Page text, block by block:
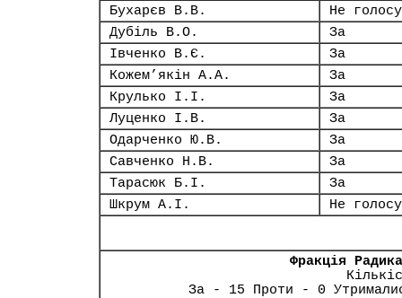
Бухарєв В.В.
Не
Дубіль В.О.
За
Івченко В.Є.
За
Кожем’якін А.А.
За
Крулько І.І.
За
Луценко І.В.
За
Одарченко Ю.В.
За
Савченко Н.В.
За
Тарасюк Б.І.
За
Шкрум А.І.
Не
Фракція
За - 15 Проти - 0